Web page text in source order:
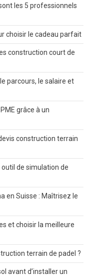
les 5 professionnels
choisir le cadeau parfait
construction court de
parcours, le salaire et
grâce à un
construction terrain
de simulation de
en Suisse : Maîtrisez le
et choisir la meilleure
terrain de padel ?
avant d’installer un